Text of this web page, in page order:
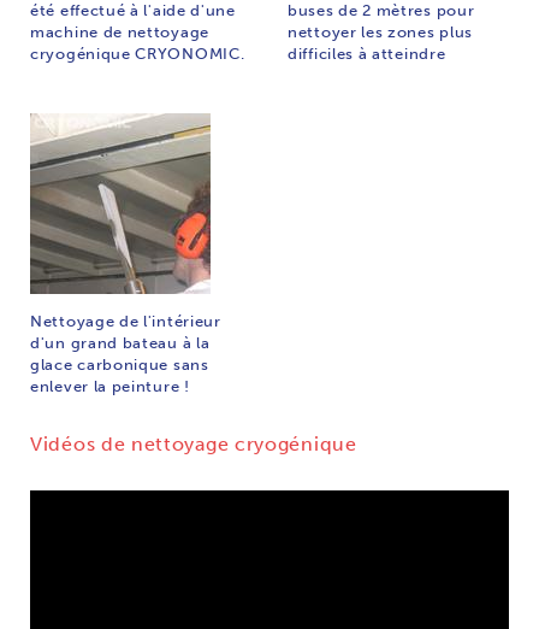
été effectué à l'aide d'une
machine de nettoyage
cryogénique CRYONOMIC.
buses de 2 mètres pour
nettoyer les zones plus
difficiles à atteindre
Nettoyage de l'intérieur
d'un grand bateau à la
glace carbonique sans
enlever la peinture !
Vidéos de nettoyage cryogénique